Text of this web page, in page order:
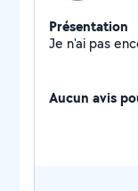
Présentation
Aucun avis